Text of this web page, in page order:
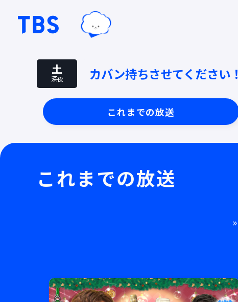
TBSテレビ｜ときめくときを。
土
深夜 カバン持ちさせてください！
これまでの放送
これまでの放送